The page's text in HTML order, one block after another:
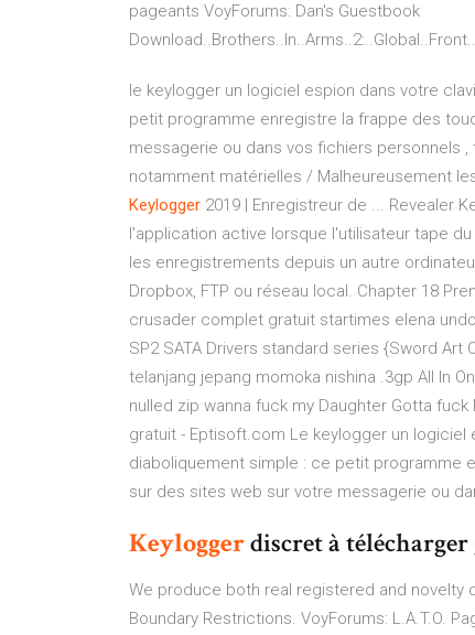
pageants VoyForums: Dan's Guestbook
le keylogger un logiciel espion dans votre
petit programme enregistre la frappe des
messagerie ou dans vos fichiers personnels
notamment matérielles / Malheureusement
Keylogger 2019 | Enregistreur de ... Revealer
l'application active lorsque l'utilisateur tape
les enregistrements depuis un autre
Dropbox, FTP ou réseau local. Chapter 18
crusader complet gratuit startimes elena
SP2 SATA Drivers standard series {Sword
telanjang jepang momoka nishina .3gp All In
nulled zip wanna fuck my Daughter Gotta
gratuit - Eptisoft.com Le keylogger un
diaboliquement simple : ce petit programme
sur des sites web sur votre messagerie ou
Keyloggerdiscret à
We produce both real registered and novelty
Boundary Restrictions. VoyForums: L.A.T.O.